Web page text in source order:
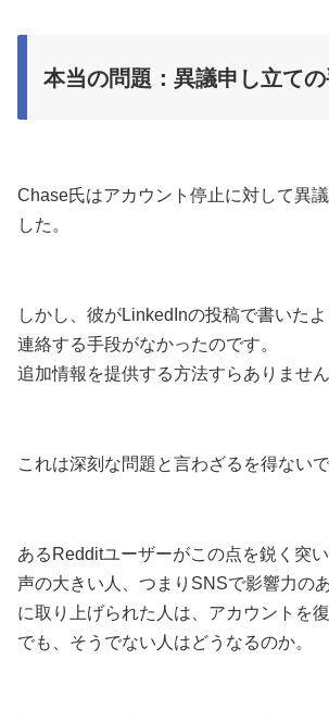
本当の問題：異議申し立て
Chase氏はアカウント停止に対して異
した。
しかし、彼がLinkedInの投稿で書いた
連絡する手段がなかったのです。
追加情報を提供する方法すらありません
これは深刻な問題と言わざるを得ないで
あるRedditユーザーがこの点を鋭く突い
声の大きい人、つまりSNSで影響力の
に取り上げられた人は、アカウントを
でも、そうでない人はどうなるのか。